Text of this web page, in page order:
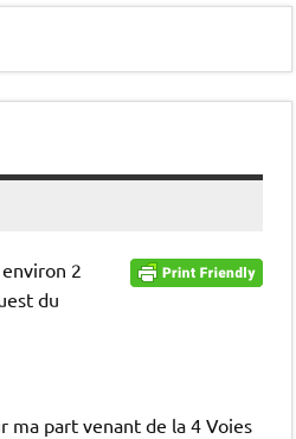
2
du
ma part venant de la 4 Voies